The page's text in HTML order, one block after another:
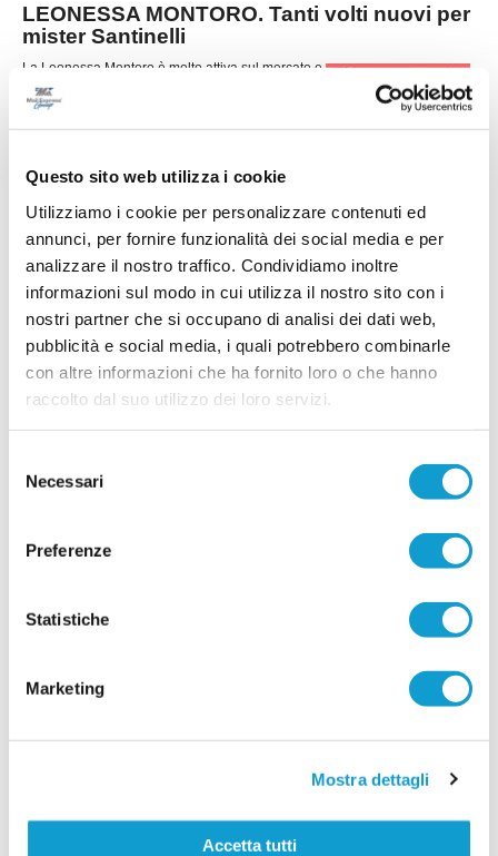
Questo sito web utilizza i cookie
Utilizziamo i cookie per personalizzare contenuti ed
annunci, per fornire funzionalità dei social media e per
analizzare il nostro traffico. Condividiamo inoltre
informazioni sul modo in cui utilizza il nostro sito con i
nostri partner che si occupano di analisi dei dati web,
pubblicità e social media, i quali potrebbero combinarle
con altre informazioni che ha fornito loro o che hanno
raccolto dal suo utilizzo dei loro servizi.
delNecessari
Preferenze
Statistiche
Marketing
Mostra dettagli
Accetta tutti
LEONESSA MONTORO. Tanti volti nuovi per
mister Santinelli
La Leonessa Montoro è molto attiva sul mercato e
presenta i primi acquisti in vista della prossima
stagione. Il direttore sportivo Giancarlo Tateo ha
VILLA MUSONE molto attivo sul mercato: le
ultime novità
Il Villa Musone prosegue la costruzione della
sulla continuità del gruppo e su alcuni innesti
mirati. La società gialloblù conferma gran parte
dell'ossatura della p
leggi
15/07/2026